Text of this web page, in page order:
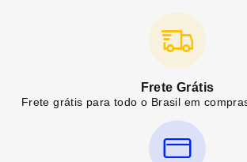
Frete Grátis
Frete grátis para todo o Brasil em